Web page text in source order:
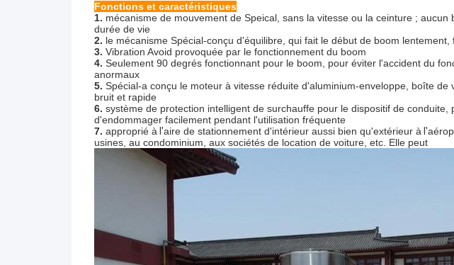
Fonctions et caractéristiques
1. mécanisme de mouvement de Speical, sans la vitesse ou la ceinture ;
durée de vie
2. le mécanisme Spécial-conçu d'équilibre, qui fait le début de boom
3. Vibration Avoid provoquée par le fonctionnement du boom
4. Seulement 90 degrés fonctionnant pour le boom, pour éviter l'accident du
anormaux
5. Spécial-a conçu le moteur à vitesse réduite d'aluminium-enveloppe, boîte de
bruit et rapide
6. système de protection intelligent de surchauffe pour le dispositif de
d'endommager facilement pendant l'utilisation fréquente
7. approprié à l'aire de stationnement d'intérieur aussi bien qu'extérieur à l'
usines, au condominium, aux sociétés de location de voiture, etc. Elle peut